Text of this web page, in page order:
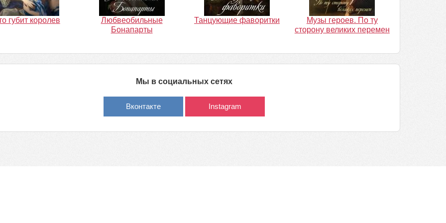
губит королев
Любвеобильные
Бонапарты
Танцующие фаворитки
Музы героев. По ту
сторону великих перемен
Мы в социальных сетях
Вконтакте Instagram